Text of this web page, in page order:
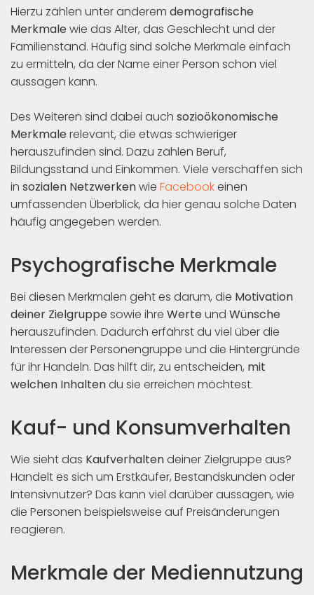
Hierzu zählen unter anderem demografische
Merkmalewie das Alter, das Geschlecht und der
Familienstand. Häufig sind solche Merkmale einfach
zu ermitteln, da der Name einer Person schon viel
aussagen kann.
Des Weiteren sind dabei auch sozioökonomische
Merkmalerelevant, die etwas schwieriger
herauszufinden sind. Dazu zählen Beruf,
Bildungsstand und Einkommen. Viele verschaffen sich
in sozialen Netzwerkenwie Facebookeinen
umfassenden Überblick, da hier genau solche Daten
häufig angegeben werden.
Psychografische Merkmale
Bei diesen Merkmalen geht es darum, die Motivation
deiner Zielgruppesowie ihre Werteund Wünsche
herauszufinden. Dadurch erfährst du viel über die
Interessen der Personengruppe und die Hintergründe
für ihr Handeln. Das hilft dir, zu entscheiden, mit
welchen Inhaltendu sie erreichen möchtest.
Kauf- und Konsumverhalten
Wie sieht das Kaufverhaltendeiner Zielgruppe aus?
Handelt es sich um Erstkäufer, Bestandskunden oder
Intensivnutzer? Das kann viel darüber aussagen, wie
die Personen beispielsweise auf Preisänderungen
reagieren.
Merkmale der Mediennutzung